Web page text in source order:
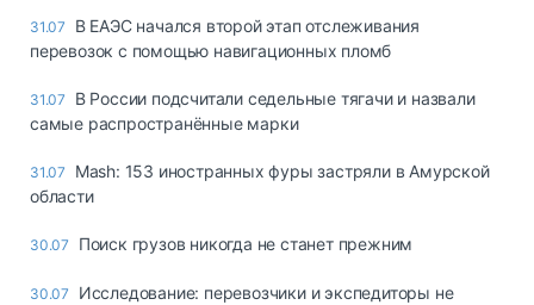
31.07
В ЕАЭС начался второй этап отслеживания
перевозок с помощью навигационных пломб
31.07
В России подсчитали седельные тягачи и назвали
самые распространённые марки
31.07
Mash: 153 иностранных фуры застряли в Амурской
области
30.07 Поиск грузов никогда не станет прежним
30.07
Исследование: перевозчики и экспедиторы не